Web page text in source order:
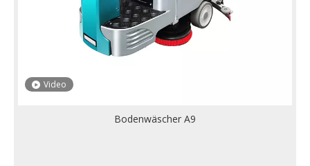
Video
Bodenwäscher A9